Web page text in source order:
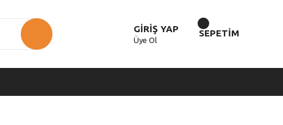
GİRİŞ YAP
Üye Ol
SEPETİM